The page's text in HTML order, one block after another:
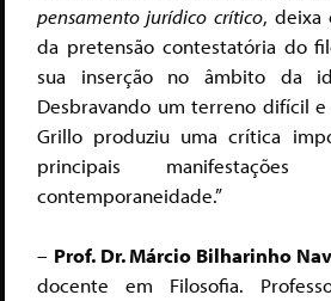
pensamento jurídico crítico, deixa
da pretensão contestatória do
sua inserção no âmbito da
Desbravando um terreno difícil
Grillo produziu uma crítica
principais
contemporaneidade.”
– Prof. Dr. Márcio Bilharinho
docente em Filosofia.